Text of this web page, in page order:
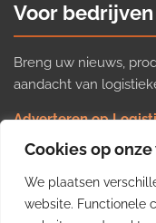
Cookies op
We plaatsen
website. Functionele
Voor bedrijven
Breng uw nieuws,
aandacht van
Adverteren op
Nieuws insturen
Uw video op
Job plaatsen
Gratis